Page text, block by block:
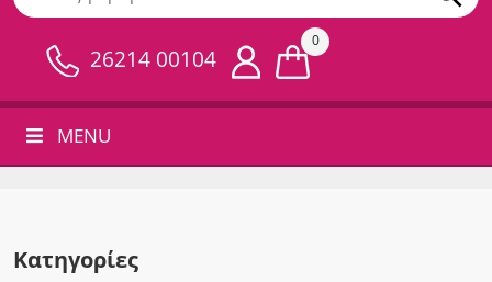
26214 00104
0
MENU
Κατηγορίες